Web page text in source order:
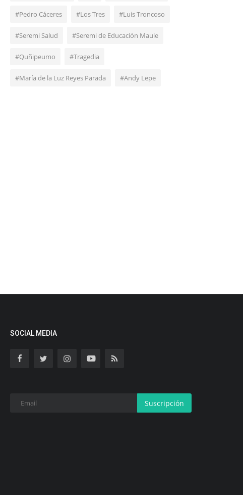
#Pedro Cáceres #Los Tres #Luis Troncoso
#Seremi Salud #Seremi de Educación Maule
#Quñipeumo #Tragedia
#María de la Luz Reyes Parada #Andy Lepe
SOCIAL MEDIA
Suscripción